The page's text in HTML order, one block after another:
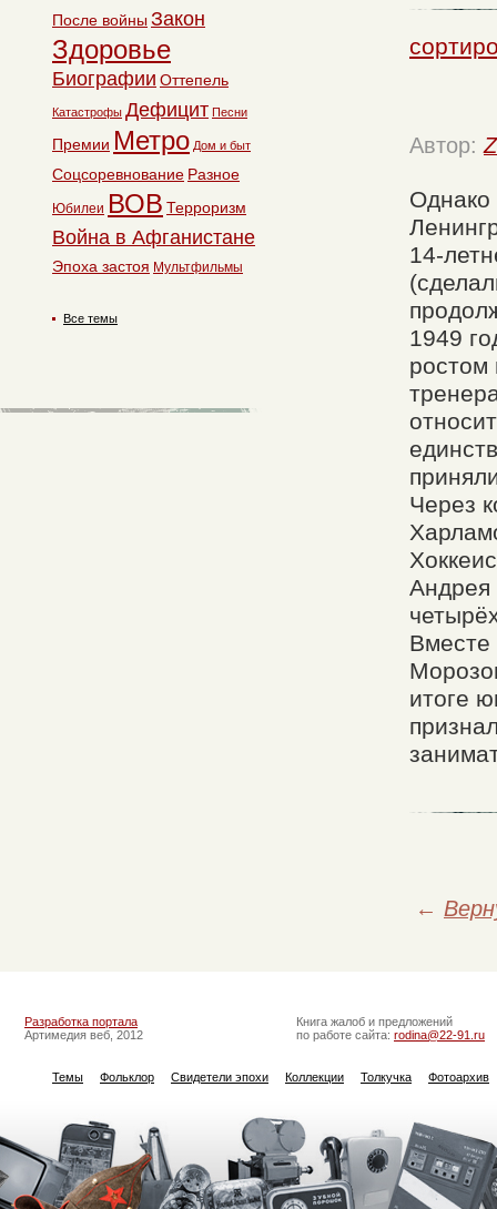
Автор:
Однако
14-
1949
ростом
Через
Андрея
Вместе
итоге
←
После войны Закон
Здоровье
Биографии Оттепель
Катастрофы Дефицит Песни
Премии Метро Дом и быт
Соцсоревнование Разное
Юбилеи ВОВ Терроризм
Война в Афганистане
Эпоха застоя Мультфильмы
Все темы
Разработка портала
Артимедия веб, 2012
Книга жалоб и предложений
по работе сайта: rodina@22-91.ru
Темы Фольклор Свидетели эпохи Коллекции Толкучка Фотоархив